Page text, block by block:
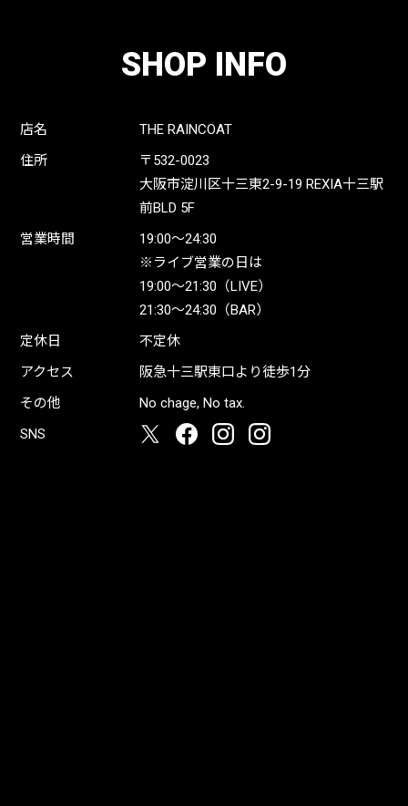
SHOP INFO
店名
THE RAINCOAT
住所
〒532-0023
大阪市淀川区十三東2-9-19 REXIA十三駅
前BLD 5F
営業時間
19:00〜24:30
※ライブ営業の日は
19:00〜21:30（LIVE）
21:30〜24:30（BAR）
定休日
不定休
アクセス
阪急十三駅東口より徒歩1分
その他
No chage, No tax.
SNS